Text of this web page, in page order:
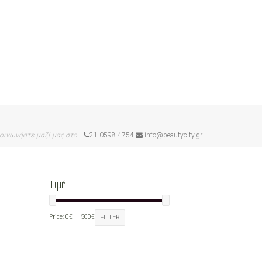
μαζί μας στο 21 0598 4754 info@beautycity.gr
Τιμή
FILTER
Price: 0€ — 500€